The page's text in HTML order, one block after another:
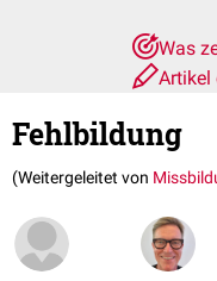
Was
Artikel
Fehlbildung
(Weitergeleitet von